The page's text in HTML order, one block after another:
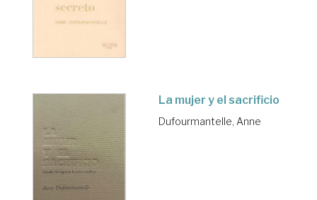
La mujer y el sacrificio
Dufourmantelle, Anne